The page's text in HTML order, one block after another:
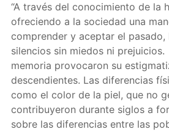
“A través del conocimiento de la
ofreciendo a la sociedad una
comprender y aceptar el pasado,
silencios sin miedos ni
memoria provocaron su
descendientes. Las diferencias
como el color de la piel, que no
contribuyeron durante siglos a
sobre las diferencias entre las